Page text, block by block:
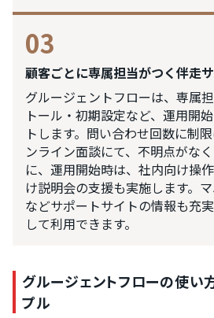
03
顧客ごとに専属担当がつく伴走
グルージェントフローは、専属
トール・初期設定など、運用開
トします。問い合わせ回数に制
ンライン面談にて、不明点がな
に、運用開始時は、社内向け操
け説明会の支援も実施します。
などサポートサイトの情報も充
して利用できます。
グルージェントフローの使い
プル